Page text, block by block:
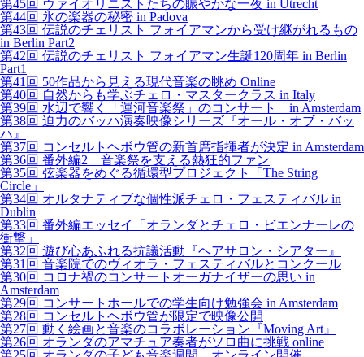
第45回 ヴァイオリニストたちの賑やかな一夜 in Utrecht
第44回 氷の楽器の秘密 in Padova
第43回 伝説のチェリスト フォイアマンから受け継がれるもの
in Berlin Part2
第42回 伝説のチェリスト フォイアマン生誕120周年 in Berlin
Part1
第41回 50作品から見える現代音楽の眺め Online
第40回 自然からも学ぶチェロ・マスタークラス in Italy
第39回 水辺で響く「運河音楽祭」のコンサート in Amsterdam
第38回 迫力のバッハ演奏映像シリーズ『オール・オブ・バッ
ハ』
第37回 コンセルトヘボウ管の新首席指揮者が決定 in Amsterdam
第36回 番外編2 音楽祭を支える熱狂的ファン
第35回 弦楽器をめぐる循環型プロジェクト「The String
Circle」
第34回 オルタナティブな個性派チェロ・フェスティバル in
Dublin
第33回 番外編エッセイ「オランダとチェロ・ビエンナーレの
衝撃」
第32回 遊び心あふれる抗議活動『ヘアサロン・シアター』
第31回 音楽院でのヴィオラ・フェスティバルとコンクール
第30回 コロナ禍のコンサートオーガナイザーの思い in
Amsterdam
第29回 コンサートホールでの学生向け勉強会 in Amsterdam
第28回 コンセルトヘボウ管が限定で映像公開
第27回 動く絵画と音楽のコラボレーション『Moving Art』
第26回 オランダのアマチュア奏者がソロ曲に挑戦 online